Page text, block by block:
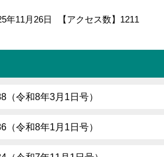
年11月26日 【アクセス数】 1211
（令和8年3月1日号）
（令和8年1月1日号）